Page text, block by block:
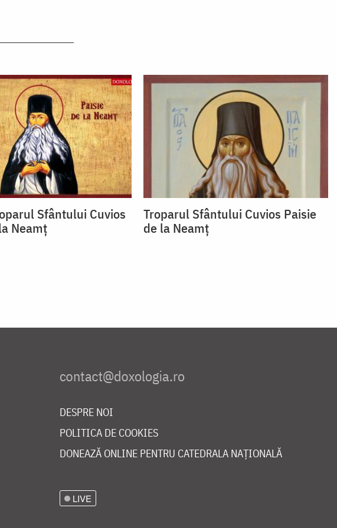
Sfântului Cuvios
Neamț
Troparul Sfântului Cuvios Paisie
de la Neamț
DESPRE NOI
POLITICA DE COOKIES
DONEAZĂ ONLINE PENTRU CATEDRALA NAȚIONALĂ
LIVE